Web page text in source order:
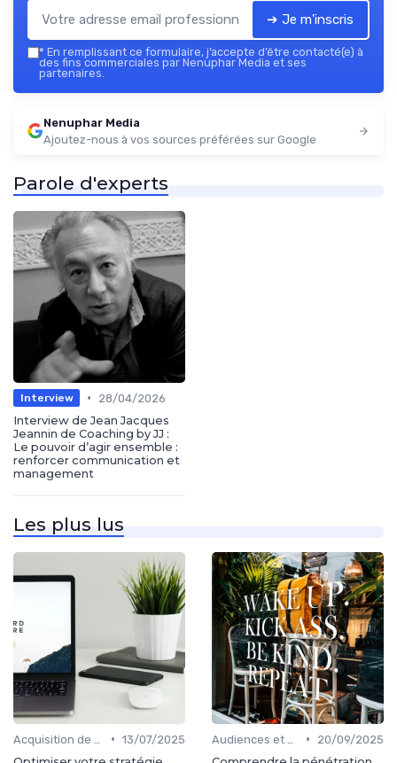
➔ Je m'inscris
* En remplissant ce formulaire, j’accepte d’être contacté(e) à
des fins commerciales par Nenuphar Media et ses
partenaires.
Nenuphar Media
Ajoutez-nous à vos sources préférées sur Google
Parole d'experts
Interview •
28/04/2026
Interview de Jean Jacques
Jeannin de Coaching by JJ :
Le pouvoir d’agir ensemble :
renforcer communication et
management
Les plus lus
• 13/07/2025
•
20/09/2025